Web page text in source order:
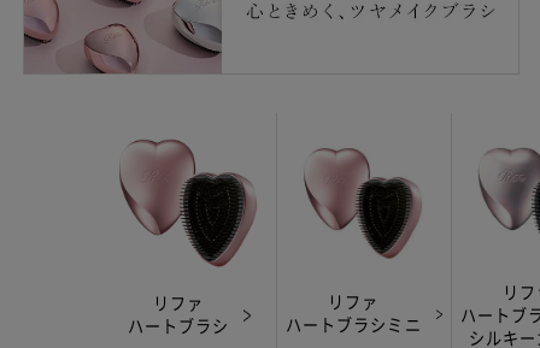
リファ
ハートブラシ
リファ
ハートブラシミニ
リ
ハートブ
シルキ